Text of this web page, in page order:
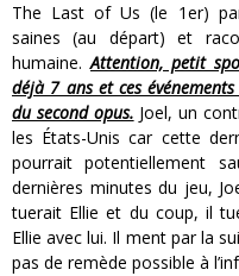
The Last of Us (le 1er)
saines (au départ) et
humaine.Attention, petit
déjà 7 ans et ces
du second opus. Joel, un
les États-Unis car cette
pourrait potentiellement
dernières minutes du jeu,
tuerait Ellie et du coup, il
Ellie avec lui. Il ment par la
pas de remède possible à